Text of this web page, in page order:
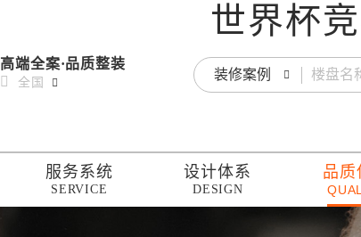
世界杯
高端全案·品质整装
全国
装修案例
服务系统
SERVICE
设计体系
DESIGN
品质